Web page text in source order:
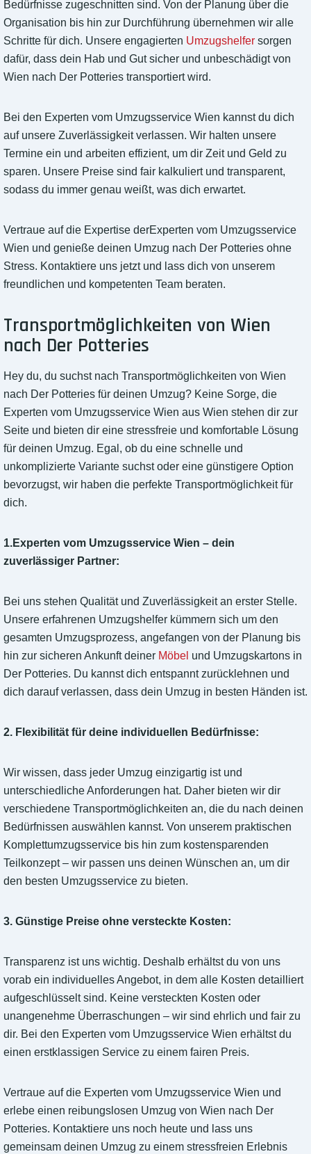
Bedürfnisse zugeschnitten sind. Von der Planung über die
Organisation bis hin zur Durchführung übernehmen wir alle
Schritte für dich. Unsere engagierten Umzugshelfer sorgen
dafür, dass dein Hab und Gut sicher und unbeschädigt von
Wien nach Der Potteries transportiert wird.
Bei den Experten vom Umzugsservice Wien kannst du dich
auf unsere Zuverlässigkeit verlassen. Wir halten unsere
Termine ein und arbeiten effizient, um dir Zeit und Geld zu
sparen. Unsere Preise sind fair kalkuliert und transparent,
sodass du immer genau weißt, was dich erwartet.
Vertraue auf die Expertise derExperten vom Umzugsservice
Wien und genieße deinen Umzug nach Der Potteries ohne
Stress. Kontaktiere uns jetzt und lass dich von unserem
freundlichen und kompetenten Team beraten.
Transportmöglichkeiten von Wien
nach Der Potteries
Hey du, du suchst nach Transportmöglichkeiten von Wien
nach Der Potteries für deinen Umzug? Keine Sorge, die
Experten vom Umzugsservice Wien aus Wien stehen dir zur
Seite und bieten dir eine stressfreie und komfortable Lösung
für deinen Umzug. Egal, ob du eine schnelle und
unkomplizierte Variante suchst oder eine günstigere Option
bevorzugst, wir haben die perfekte Transportmöglichkeit für
dich.
1.Experten vom Umzugsservice Wien – dein
zuverlässiger Partner:
Bei uns stehen Qualität und Zuverlässigkeit an erster Stelle.
Unsere erfahrenen Umzugshelfer kümmern sich um den
gesamten Umzugsprozess, angefangen von der Planung bis
hin zur sicheren Ankunft deiner Möbel und Umzugskartons in
Der Potteries. Du kannst dich entspannt zurücklehnen und
dich darauf verlassen, dass dein Umzug in besten Händen ist.
2. Flexibilität für deine individuellen Bedürfnisse:
Wir wissen, dass jeder Umzug einzigartig ist und
unterschiedliche Anforderungen hat. Daher bieten wir dir
verschiedene Transportmöglichkeiten an, die du nach deinen
Bedürfnissen auswählen kannst. Von unserem praktischen
Komplettumzugsservice bis hin zum kostensparenden
Teilkonzept – wir passen uns deinen Wünschen an, um dir
den besten Umzugsservice zu bieten.
3. Günstige Preise ohne versteckte Kosten:
Transparenz ist uns wichtig. Deshalb erhältst du von uns
vorab ein individuelles Angebot, in dem alle Kosten detailliert
aufgeschlüsselt sind. Keine versteckten Kosten oder
unangenehme Überraschungen – wir sind ehrlich und fair zu
dir. Bei den Experten vom Umzugsservice Wien erhältst du
einen erstklassigen Service zu einem fairen Preis.
Vertraue auf die Experten vom Umzugsservice Wien und
erlebe einen reibungslosen Umzug von Wien nach Der
Potteries. Kontaktiere uns noch heute und lass uns
gemeinsam deinen Umzug zu einem stressfreien Erlebnis